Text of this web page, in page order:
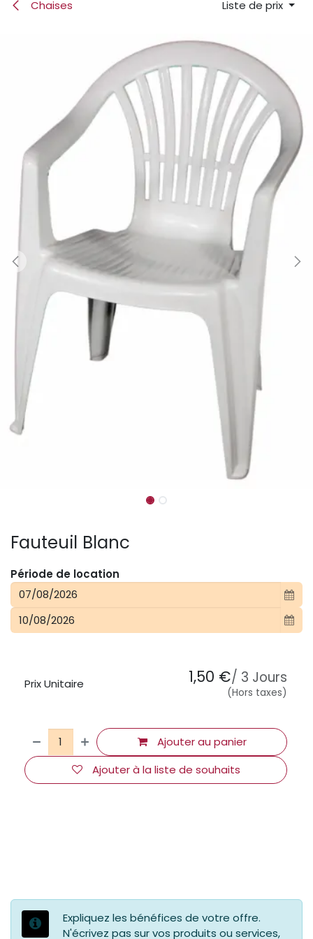
Chaises Liste de prix
Fauteuil Blanc
Période de location
Ajouter au panier
Ajouter à la liste de souhaits
Prix Unitaire 1,50 €/ 3 Jours
(Hors taxes)
Expliquez les bénéfices de votre offre.
N'écrivez pas sur vos produits ou services,